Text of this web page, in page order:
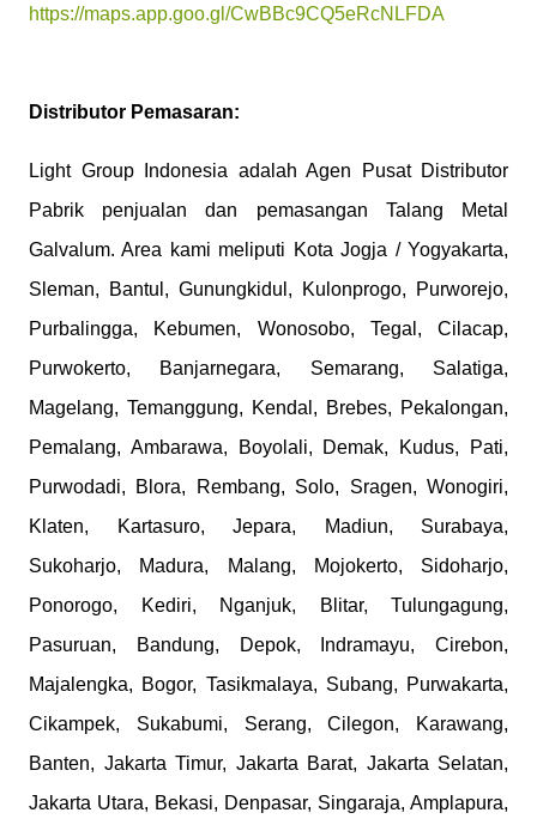
https://maps.app.goo.gl/CwBBc9CQ5eRcNLFDA
Distributor Pemasaran:
Light Group Indonesia adalah Agen Pusat Distributor
Pabrik penjualan dan pemasangan Talang Metal
Galvalum. Area kami meliputi Kota Jogja / Yogyakarta,
Sleman, Bantul, Gunungkidul, Kulonprogo, Purworejo,
Purbalingga, Kebumen, Wonosobo, Tegal, Cilacap,
Purwokerto, Banjarnegara, Semarang, Salatiga,
Magelang, Temanggung, Kendal, Brebes, Pekalongan,
Pemalang, Ambarawa, Boyolali, Demak, Kudus, Pati,
Purwodadi, Blora, Rembang, Solo, Sragen, Wonogiri,
Klaten, Kartasuro, Jepara, Madiun, Surabaya,
Sukoharjo, Madura, Malang, Mojokerto, Sidoharjo,
Ponorogo, Kediri, Nganjuk, Blitar, Tulungagung,
Pasuruan, Bandung, Depok, Indramayu, Cirebon,
Majalengka, Bogor, Tasikmalaya, Subang, Purwakarta,
Cikampek, Sukabumi, Serang, Cilegon, Karawang,
Banten, Jakarta Timur, Jakarta Barat, Jakarta Selatan,
Jakarta Utara, Bekasi, Denpasar, Singaraja, Amplapura,